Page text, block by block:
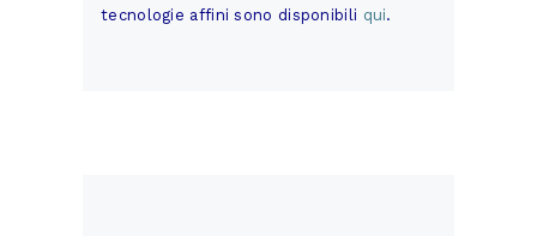
tecnologie affini sono disponibili qui.